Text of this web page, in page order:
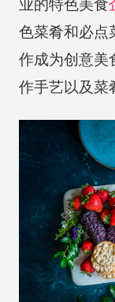
业的特色美食
色菜肴和必点
作成为创意美
作手艺以及菜